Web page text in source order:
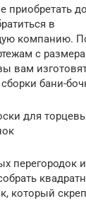
в
компанию.
с
вам
бани-
для
перегородок
который